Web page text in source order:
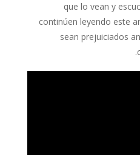
que lo vean y
continúen leyendo este
sean prejuiciados